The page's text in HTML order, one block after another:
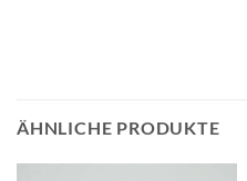
ÄHNLICHE PRODUKTE